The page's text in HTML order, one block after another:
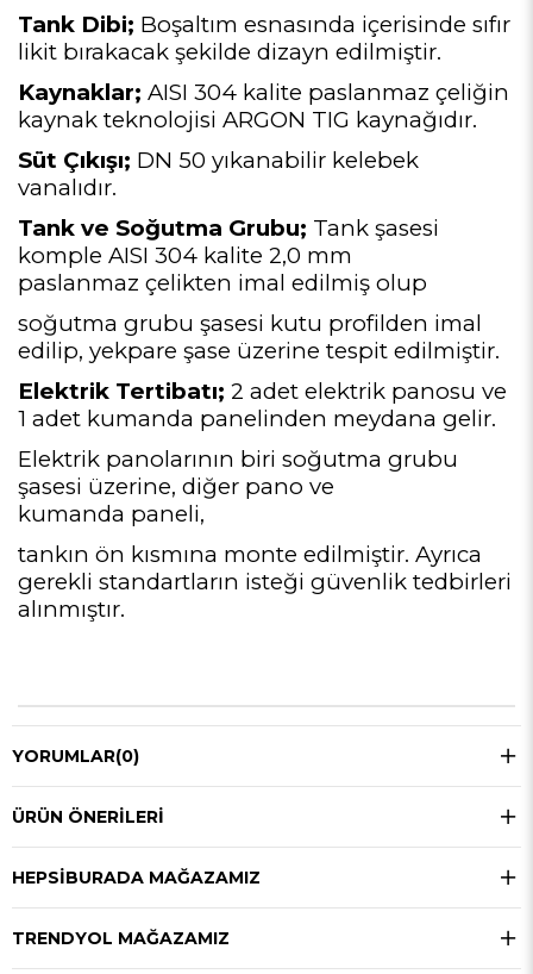
Tank Dibi; Boşaltım esnasında içerisinde sıfır
likit bırakacak şekilde dizayn edilmiştir.
Kaynaklar; AISI 304 kalite paslanmaz çeliğin
kaynak teknolojisi ARGON TIG kaynağıdır.
Süt Çıkışı; DN 50 yıkanabilir kelebek
vanalıdır.
Tank ve Soğutma Grubu; Tank şasesi
komple AISI 304 kalite 2,0 mm
paslanmaz çelikten imal edilmiş olup
soğutma grubu şasesi kutu profilden imal
edilip, yekpare şase üzerine tespit edilmiştir.
Elektrik Tertibatı; 2 adet elektrik panosu ve
1 adet kumanda panelinden meydana gelir.
Elektrik panolarının biri soğutma grubu
şasesi üzerine, diğer pano ve
kumanda paneli,
tankın ön kısmına monte edilmiştir. Ayrıca
gerekli standartların isteği güvenlik tedbirleri
alınmıştır.
YORUMLAR(0)
ÜRÜN ÖNERILERI
HEPSIBURADA MAĞAZAMIZ
TRENDYOL MAĞAZAMIZ